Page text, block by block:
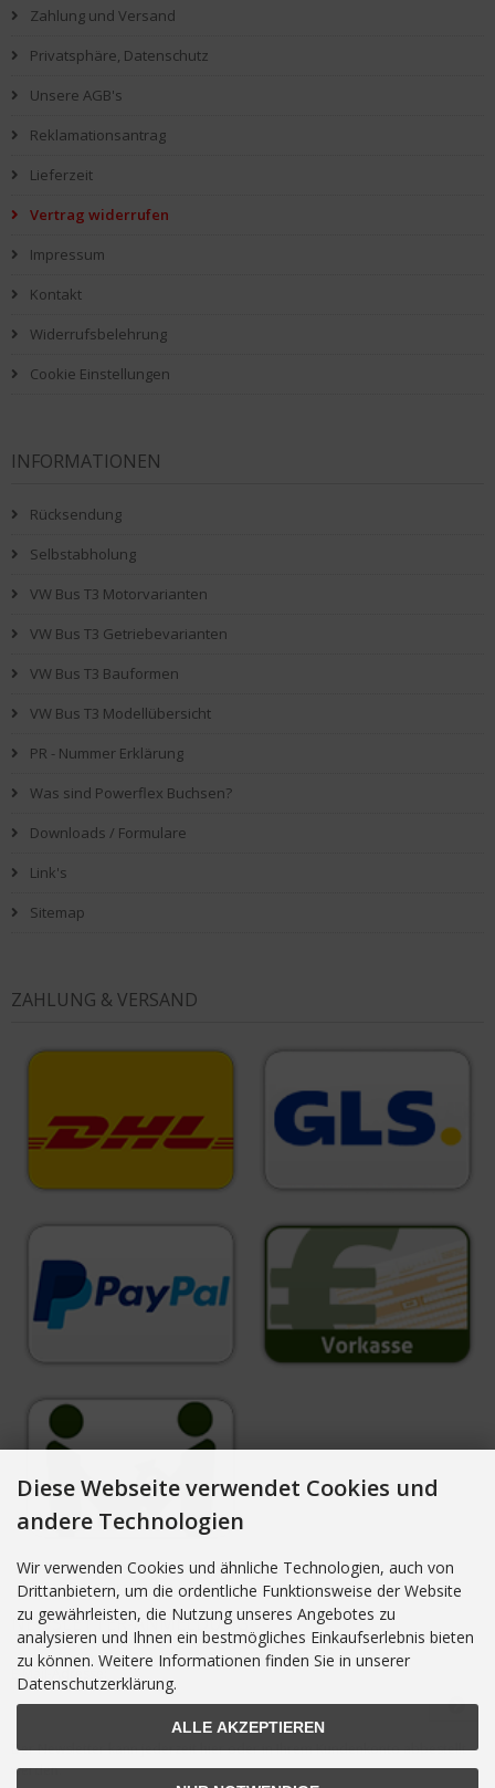
Zahlung und Versand
Privatsphäre, Datenschutz
Unsere AGB's
Reklamationsantrag
Lieferzeit
Vertrag widerrufen
Impressum
Kontakt
Widerrufsbelehrung
Cookie Einstellungen
INFORMATIONEN
Rücksendung
Selbstabholung
VW Bus T3 Motorvarianten
VW Bus T3 Getriebevarianten
VW Bus T3 Bauformen
VW Bus T3 Modellübersicht
PR - Nummer Erklärung
Was sind Powerflex Buchsen?
Downloads / Formulare
Link's
Sitemap
ZAHLUNG & VERSAND
NEWSLETTER-ANMELDUNG
E-Mail-Adresse:
Der Newsletter kann jederzeit hier oder in Ihrem Kundenkonto abbestellt
werden.
Diese Webseite verwendet Cookies und
andere Technologien
Wir verwenden Cookies und ähnliche Technologien, auch von
Drittanbietern, um die ordentliche Funktionsweise der Website
zu gewährleisten, die Nutzung unseres Angebotes zu
analysieren und Ihnen ein bestmögliches Einkaufserlebnis bieten
zu können. Weitere Informationen finden Sie in unserer
Datenschutzerklärung.
ALLE AKZEPTIEREN